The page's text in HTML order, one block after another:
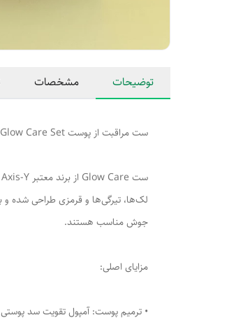
توضیحات مشخصات
ست مراقبت از پوست Axis-Y Glow Care Set
لک‌ها، تیرگی‌ها و قرمزی طراحی شده
جوش مناسب هستند.
مزایای اصلی:
• ترمیم پوست: آمپول تقویت سد